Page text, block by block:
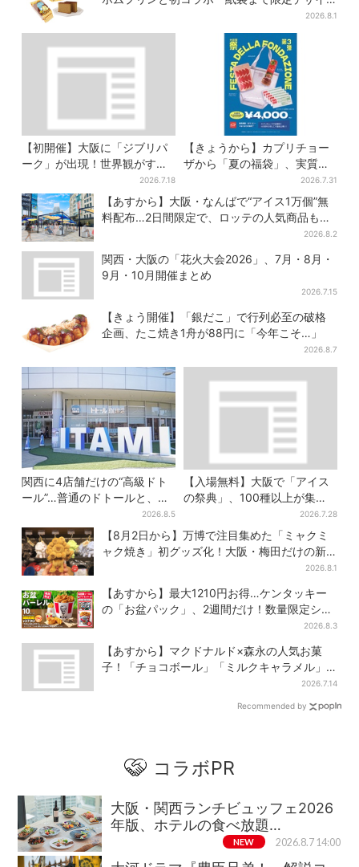
2026.8.1
【初開催】大阪に「ジブリパ
ーク」が出現！世界観がすご
い…細かな仕掛け＆巨大フォ
トスポットに注目
2026.7.18
【きょうから】カプリチョー
ザから「夏の福袋」、実質無
料…？値段以上の食事券＆限
定アイテム付き
2026.7.31
【あすから】大阪・なんばで“アイス1万個”無
料配布…2日間限定で、ロッテの人気商品もら
2026.8.2
関西・大阪の「花火大会2026」、7月・8月・
9月・10月開催まとめ
2026.7.15
【きょう開催】「銀だこ」で行列必至の破格
企画、たこ焼き1舟が88円に「今年こそ…」
2026.8.7
関西に4店舗だけの“高級ドト
ール”…普通のドトールと、何
が違う？コーヒーは約2倍の
600円
2026.8.5
【入場無料】大阪で「アイス
の祭典」、100種以上が集
結！グッズ＆タダ券が当たる
巨大ガチャも
2026.7.28
【8月2日から】万博で注目集めた「ミャクミ
ャク焼き」初グッズ化！大阪・梅田だけの新
2026.8.1
【あすから】最大1210円お得…ケンタッキー
の「お盆パック」、2週間だけ！数量限定シー
2026.8.3
【あすから】マクドナルド×森永の人気お菓
子！「チョコボール」「ミルクキャラメル」
があのスイーツに変身…6年ぶり復活シェイク
2026.7.14
Recommended by
コラボPR
大阪・関西ランチビュッフェ2026
年版、ホテルの食べ放題…
NEW 2026.8.7 14:00